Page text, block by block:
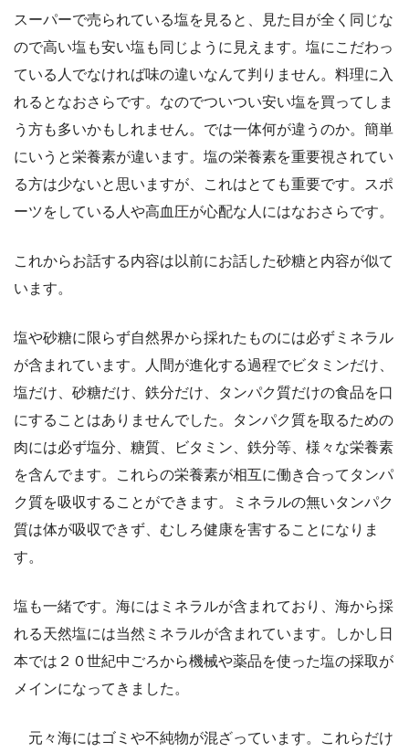
スーパーで売られている塩を見ると、見た目が全く同じな
ので高い塩も安い塩も同じように見えます。塩にこだわっ
ている人でなければ味の違いなんて判りません。料理に入
れるとなおさらです。なのでついつい安い塩を買ってしま
う方も多いかもしれません。では一体何が違うのか。簡単
にいうと栄養素が違います。塩の栄養素を重要視されてい
る方は少ないと思いますが、これはとても重要です。スポ
ーツをしている人や高血圧が心配な人にはなおさらです。
これからお話する内容は以前にお話した砂糖と内容が似て
います。
塩や砂糖に限らず自然界から採れたものには必ずミネラル
が含まれています。人間が進化する過程でビタミンだけ、
塩だけ、砂糖だけ、鉄分だけ、タンパク質だけの食品を口
にすることはありませんでした。タンパク質を取るための
肉には必ず塩分、糖質、ビタミン、鉄分等、様々な栄養素
を含んでます。これらの栄養素が相互に働き合ってタンパ
ク質を吸収することができます。ミネラルの無いタンパク
質は体が吸収できず、むしろ健康を害することになりま
す。
塩も一緒です。海にはミネラルが含まれており、海から採
れる天然塩には当然ミネラルが含まれています。しかし日
本では２０世紀中ごろから機械や薬品を使った塩の採取が
メインになってきました。
元々海にはゴミや不純物が混ざっています。これらだけ